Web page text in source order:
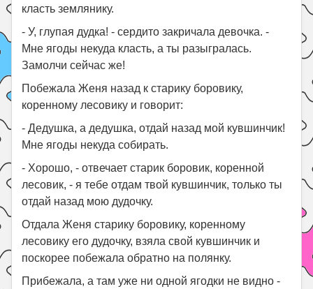
класть землянику.
- У, глупая дудка! - сердито закричала девочка. -
Мне ягоды некуда класть, а ты разыгралась.
Замолчи сейчас же!
Побежала Женя назад к старику боровику,
коренному лесовику и говорит:
- Дедушка, а дедушка, отдай назад мой кувшинчик!
Мне ягоды некуда собирать.
- Хорошо, - отвечает старик боровик, коренной
лесовик, - я тебе отдам твой кувшинчик, только ты
отдай назад мою дудочку.
Отдала Женя старику боровику, коренному
лесовику его дудочку, взяла свой кувшинчик и
поскорее побежала обратно на полянку.
Прибежала, а там уже ни одной ягодки не видно -